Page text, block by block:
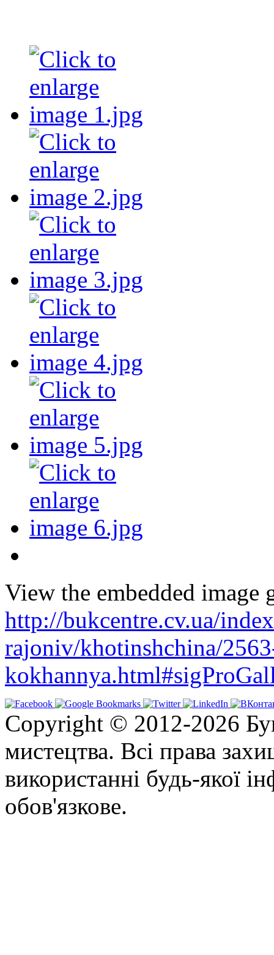
View the embedded image
http://bukcentre.cv.ua/
rajoniv/khotinshchina/
Copyright © 2012-2026
мистецтва. Всі права
використанні будь-якої
обов'язкове.